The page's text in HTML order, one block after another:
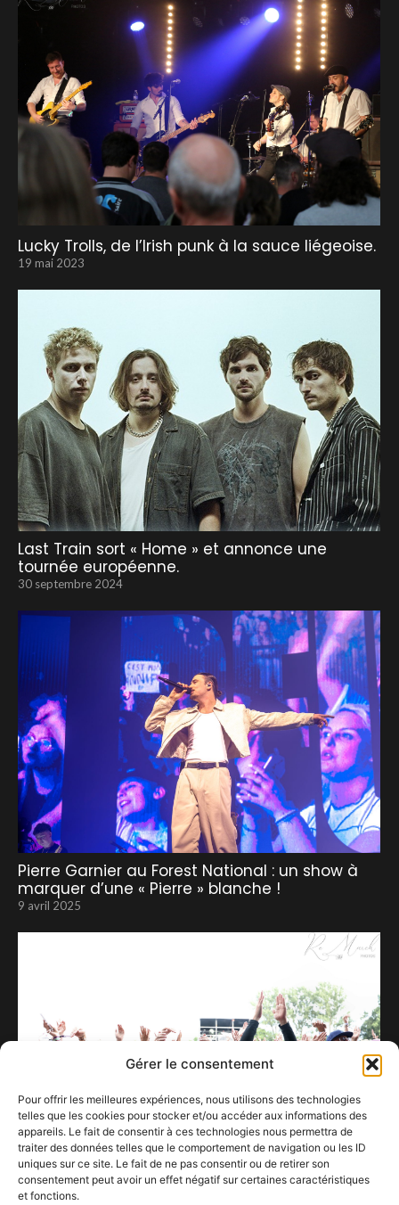
Gérer le consentement
Pour offrir les meilleures expériences, nous utilisons des technologies
telles que les cookies pour stocker et/ou accéder aux informations des
appareils. Le fait de consentir à ces technologies nous permettra de
traiter des données telles que le comportement de navigation ou les ID
uniques sur ce site. Le fait de ne pas consentir ou de retirer son
consentement peut avoir un effet négatif sur certaines caractéristiques
et fonctions.
Lucky Trolls, de l’Irish punk à la sauce liégeoise.
19 mai 2023
Last Train sort « Home » et annonce une
tournée européenne.
30 septembre 2024
Pierre Garnier au Forest National : un show à
marquer d’une « Pierre » blanche !
9 avril 2025
Festivals en péril : quand la musique devient